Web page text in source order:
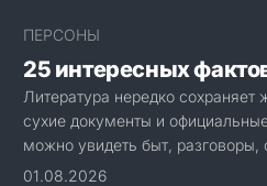
ПЕРСОНЫ
25 интересных
Литература нередко сохраняет
сухие документы и
можно увидеть быт, разговоры,
01.08.2026